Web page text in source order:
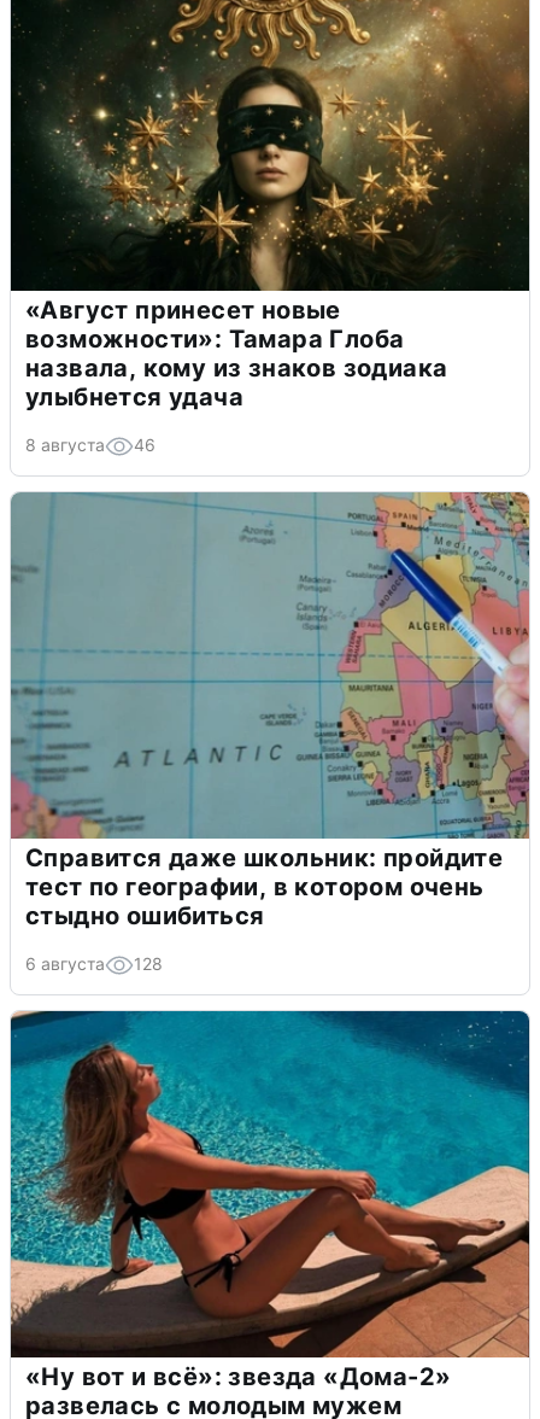
«Август принесет новые
возможности»: Тамара Глоба
назвала, кому из знаков зодиака
улыбнется удача
8 августа 46
Справится даже школьник: пройдите
тест по географии, в котором очень
стыдно ошибиться
6 августа 128
«Ну вот и всё»: звезда «Дома-2»
развелась с молодым мужем